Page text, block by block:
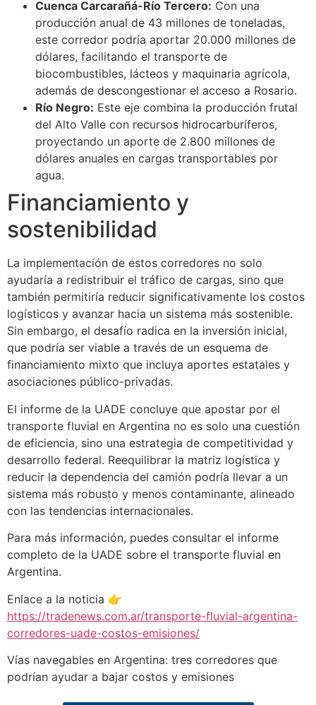
Cuenca Carcarañá-Río Tercero: Con una
producción anual de 43 millones de toneladas,
este corredor podría aportar 20.000 millones de
dólares, facilitando el transporte de
biocombustibles, lácteos y maquinaria agrícola,
además de descongestionar el acceso a Rosario.
Río Negro: Este eje combina la producción frutal
del Alto Valle con recursos hidrocarburíferos,
proyectando un aporte de 2.800 millones de
dólares anuales en cargas transportables por
agua.
Financiamiento y
sostenibilidad
La implementación de estos corredores no solo
ayudaría a redistribuir el tráfico de cargas, sino que
también permitiría reducir significativamente los costos
logísticos y avanzar hacia un sistema más sostenible.
Sin embargo, el desafío radica en la inversión inicial,
que podría ser viable a través de un esquema de
financiamiento mixto que incluya aportes estatales y
asociaciones público-privadas.
El informe de la UADE concluye que apostar por el
transporte fluvial en Argentina no es solo una cuestión
de eficiencia, sino una estrategia de competitividad y
desarrollo federal. Reequilibrar la matriz logística y
reducir la dependencia del camión podría llevar a un
sistema más robusto y menos contaminante, alineado
con las tendencias internacionales.
Para más información, puedes consultar el informe
completo de la UADE sobre el transporte fluvial en
Argentina.
Enlace a la noticia 👉
https://tradenews.com.ar/transporte-fluvial-argentina-
corredores-uade-costos-emisiones/
Vías navegables en Argentina: tres corredores que
podrían ayudar a bajar costos y emisiones